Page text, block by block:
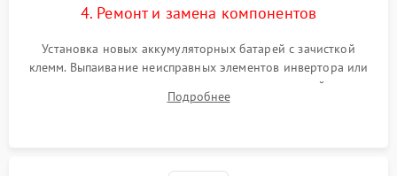
4. Ремонт и замена компонентов
Установка новых аккумуляторных батарей с зачисткой
клемм. Выпаивание неисправных элементов инвертора или
цепи зарядки и монтаж новых радиодеталей.
Восстановление поврежденных токоведущих дорожек и
Подробнее